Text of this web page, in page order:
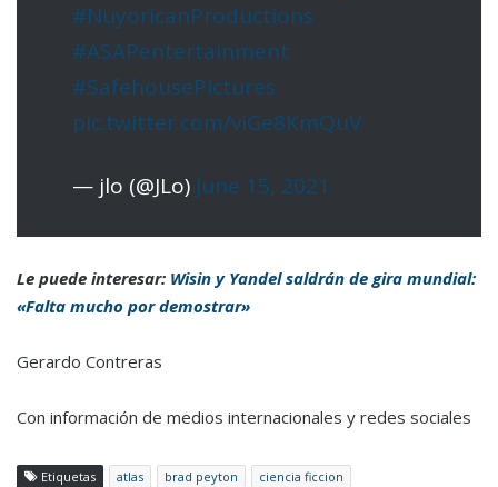
#NuyoricanProductions
#ASAPentertainment
#SafehousePictures
pic.twitter.com/viGe8KmQuV
— jlo (@JLo) June 15, 2021
Le puede interesar: Wisin y Yandel saldrán de gira mundial:
«Falta mucho por demostrar»
Gerardo Contreras
Con información de medios internacionales y redes sociales
Etiquetas atlas brad peyton
ciencia ficcion